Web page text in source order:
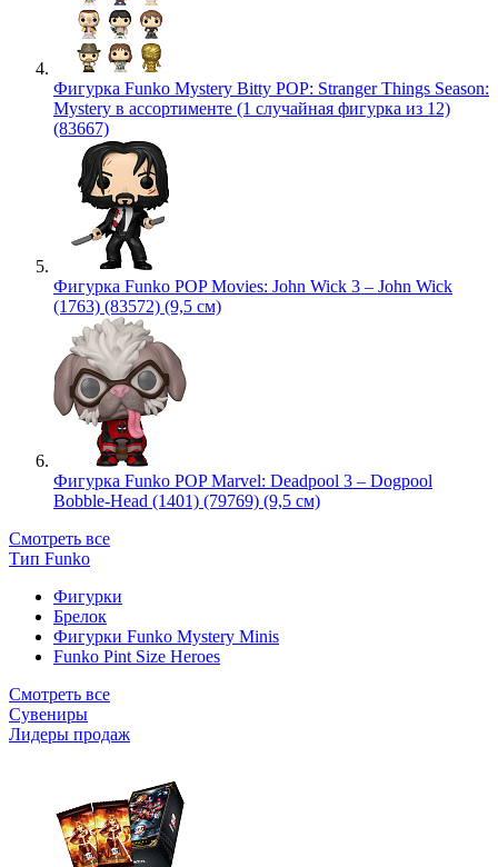
Фигурка Funko Mystery Bitty POP: Stranger Things Season:
Mystery в ассортименте (1 случайная фигурка из 12)
(83667)
Фигурка Funko POP Movies: John Wick 3 – John Wick
(1763) (83572) (9,5 см)
Фигурка Funko POP Marvel: Deadpool 3 – Dogpool
Bobble-Head (1401) (79769) (9,5 см)
Смотреть все
Тип Funko
Фигурки
Брелок
Фигурки Funko Mystery Minis
Funko Pint Size Heroes
Смотреть все
Сувениры
Лидеры продаж